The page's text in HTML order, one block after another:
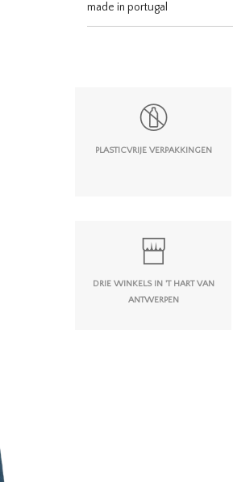
made in portugal
PLASTICVRIJE VERPAKKINGEN
DRIE WINKELS IN 'T HART VAN
ANTWERPEN